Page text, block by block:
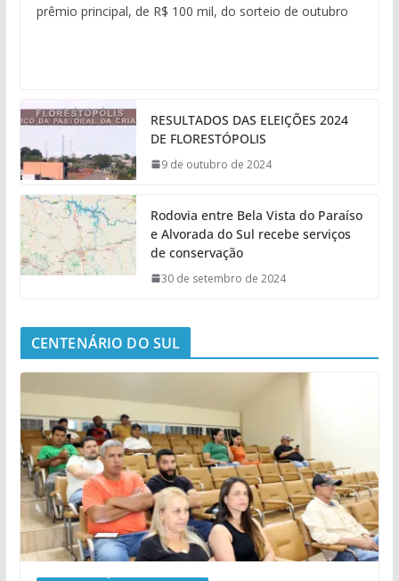
prêmio principal, de R$ 100 mil, do sorteio de outubro
RESULTADOS DAS ELEIÇÕES 2024
DE FLORESTÓPOLIS
9 de outubro de 2024
Rodovia entre Bela Vista do Paraíso
e Alvorada do Sul recebe serviços
de conservação
30 de setembro de 2024
CENTENÁRIO DO SUL